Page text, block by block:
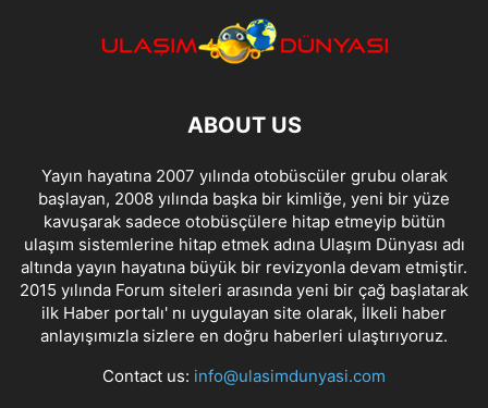
ABOUT US
Yayın hayatına 2007 yılında otobüscüler grubu olarak
başlayan, 2008 yılında başka bir kimliğe, yeni bir yüze
kavuşarak sadece otobüsçülere hitap etmeyip bütün
ulaşım sistemlerine hitap etmek adına Ulaşım Dünyası adı
altında yayın hayatına büyük bir revizyonla devam etmiştir.
2015 yılında Forum siteleri arasında yeni bir çağ başlatarak
ilk Haber portalı' nı uygulayan site olarak, İlkeli haber
anlayışımızla sizlere en doğru haberleri ulaştırıyoruz.
Contact us: info@ulasimdunyasi.com